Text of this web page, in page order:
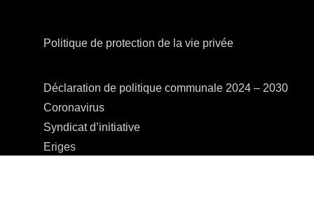
Politique de protection de la vie privée
Déclaration de politique communale 2024 – 2030
Coronavirus
Syndicat d’initiative
Eriges